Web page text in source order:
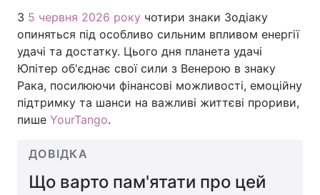
Головна Війна
Україна Політика
Економіка Світ
Техно і зв'язок
З 5 червня 2026 року чотири знаки Зодіаку
опиняться під особливо сильним впливом енергії
удачі та достатку. Цього дня планета удачі
Юпітер об'єднає свої сили з Венерою в знаку
Рака, посилюючи фінансові можливості, емоційну
підтримку та шанси на важливі життєві прориви,
пише YourTango.
ДОВІДКА
Що варто пам'ятати про цей